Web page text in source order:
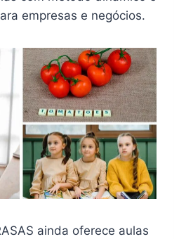
empresas e negócios.
ainda oferece aulas